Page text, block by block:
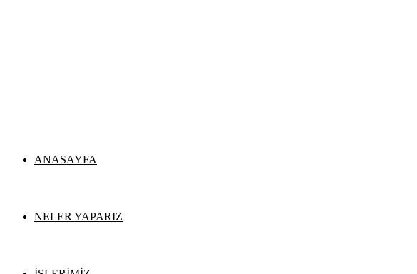
ANASAYFA
NELER YAPARIZ